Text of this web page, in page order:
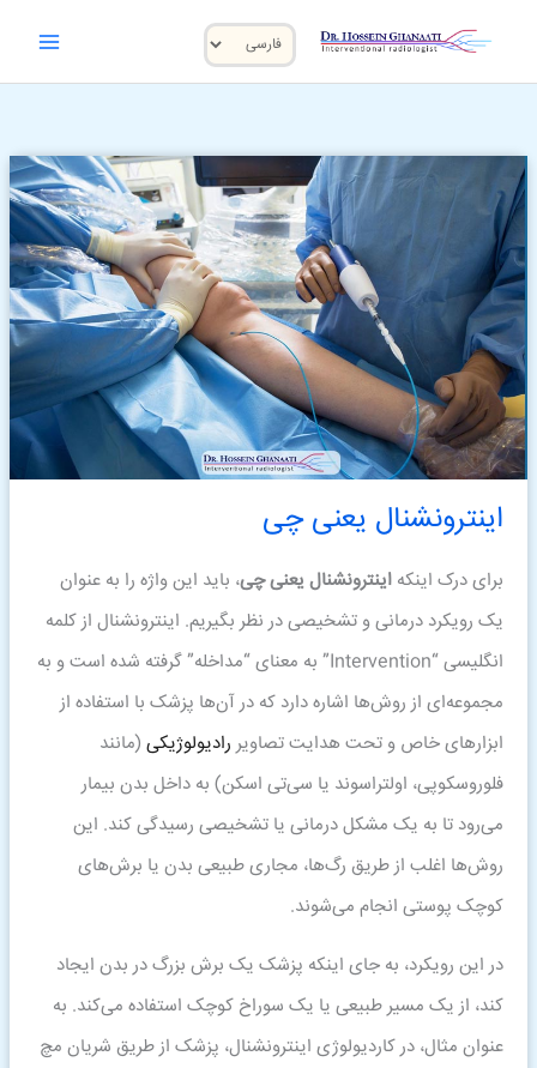
محتوا
یک
زبان
کنید
اینترونشنال یعنی چی
برای درک اینکهاینترونشنال یعنی چی، باید این واژه را به عنوان
یک رویکرد درمانی و تشخیصی در نظر بگیریم. اینترونشنال از کلمه
انگلیسی “Intervention” به معنای “مداخله” گرفته شده است و به
مجموعه‌ای از روش‌ها اشاره دارد که در آن‌ها پزشک با استفاده از
ابزارهای خاص و تحت هدایت تصاویر رادیولوژیکی (مانند
فلوروسکوپی، اولتراسوند یا سی‌تی اسکن) به داخل بدن بیمار
می‌رود تا به یک مشکل درمانی یا تشخیصی رسیدگی کند. این
روش‌ها اغلب از طریق رگ‌ها، مجاری طبیعی بدن یا برش‌های
کوچک پوستی انجام می‌شوند.
در این رویکرد، به جای اینکه پزشک یک برش بزرگ در بدن ایجاد
کند، از یک مسیر طبیعی یا یک سوراخ کوچک استفاده می‌کند. به
عنوان مثال، در کاردیولوژی اینترونشنال، پزشک از طریق شریان مچ